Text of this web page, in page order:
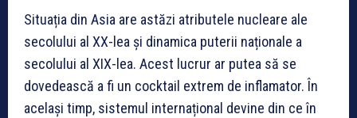
Situația din Asia are astăzi atributele nucleare ale
secolului al XX-lea și dinamica puterii naționale a
secolului al XIX-lea. Acest lucrur ar putea să se
dovedească a fi un cocktail extrem de inflamator. În
același timp, sistemul internațional devine din ce în